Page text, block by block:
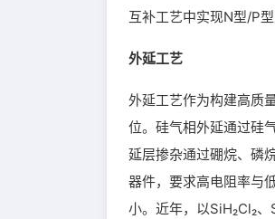
互补工艺中实现N型/P
外延工艺
外延工艺作为构建高质
位。硅气相外延通过硅
延层掺杂通过硼烷、磷
器件，要求高电阻率与
小。近年，以SiH₂Cl₂